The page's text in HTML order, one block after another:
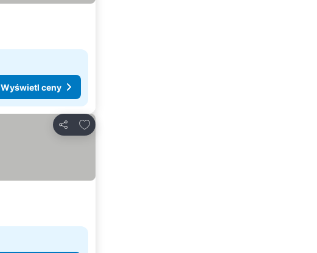
Wyświetl ceny
Udostępnij
Dodaj do ulubionych